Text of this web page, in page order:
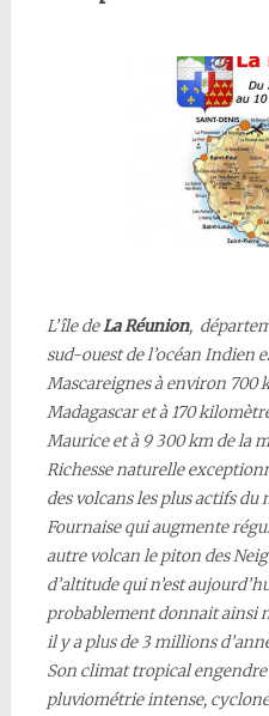
L’île deLa Réunion,
sud-ouest de l’océan Indien
Mascareignes à environ 700
Madagascar et à 170
Maurice et à 9 300 km de la
Richesse naturelle
des volcans les plus actifs du
Fournaise qui augmente
autre volcan le piton des
d’altitude qui n’est
probablement donnait ainsi
il y a plus de 3 millions
Son climat tropical
pluviométrie intense,